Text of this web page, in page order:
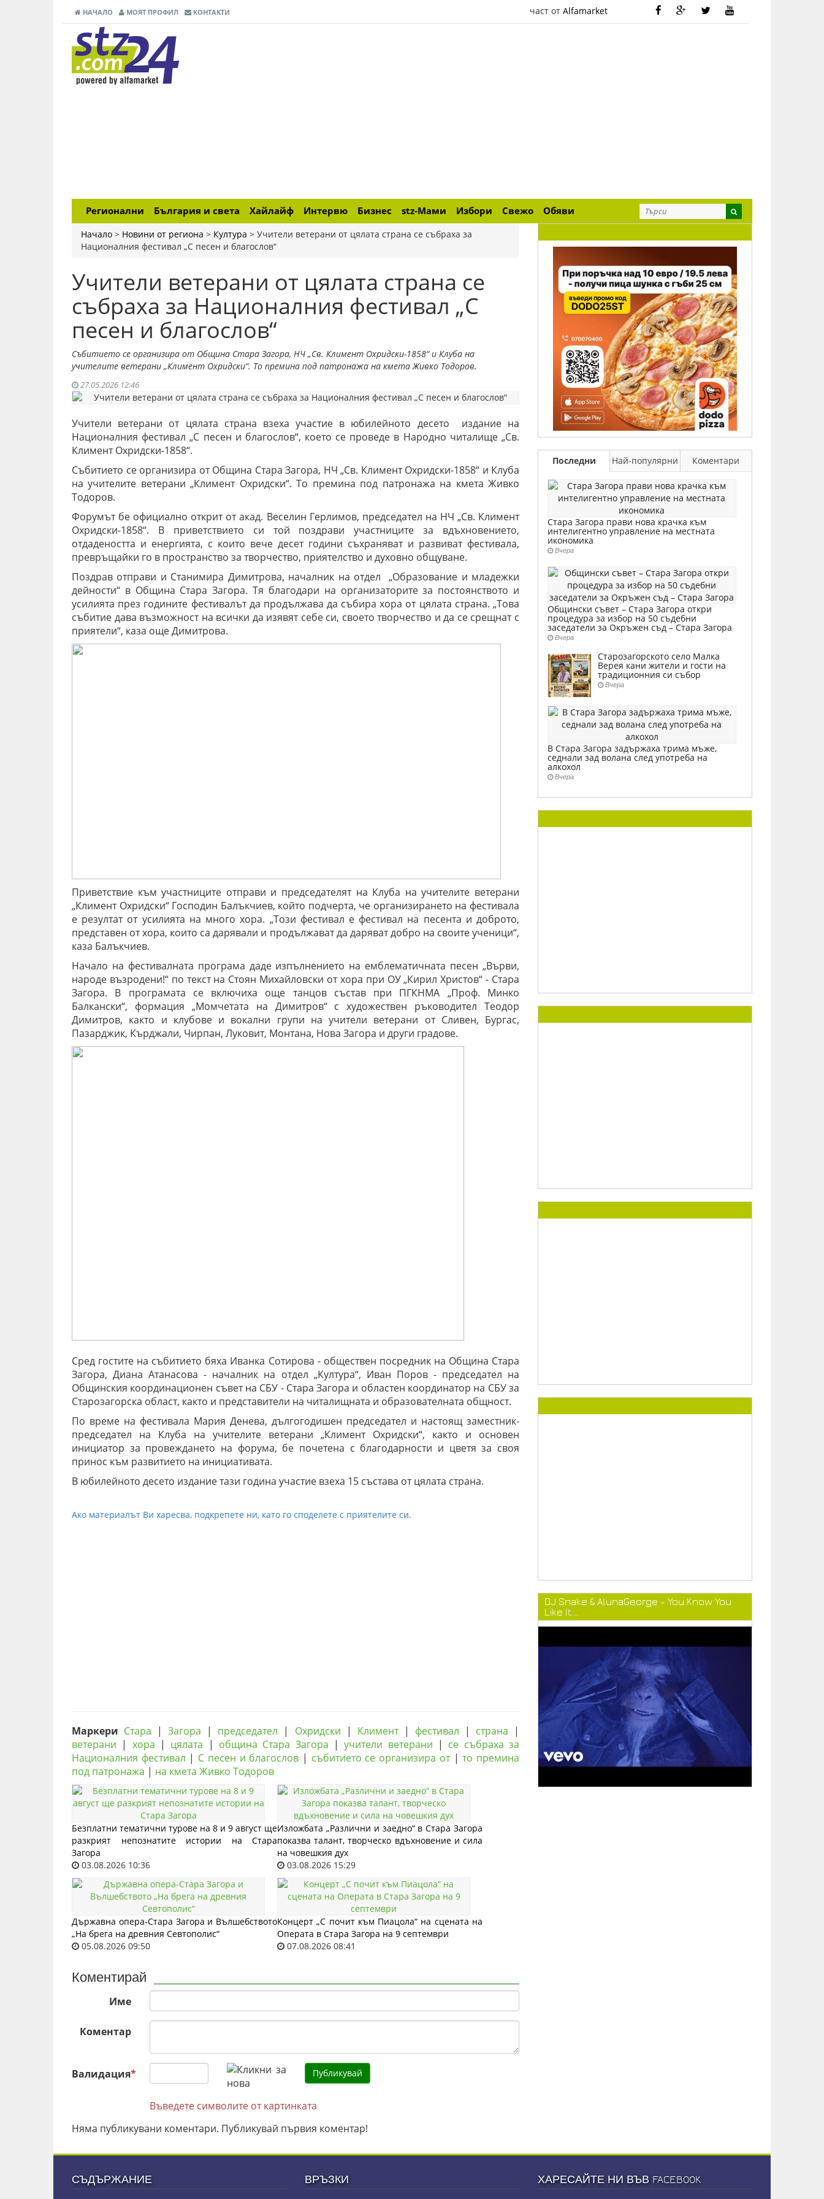
НАЧАЛО МОЯТ ПРОФИЛ КОНТАКТИ част от Alfamarket
Регионални България и света Хайлайф Интервю Бизнес stz-Мами Избори Свежо Обяви
Начало > Новини от региона > Култура > Учители ветерани от цялата страна се събраха за
Националния фестивал „С песен и благослов“
Учители ветерани от цялата страна се
събраха за Националния фестивал „С
песен и благослов“
Събитието се организира от Община Стара Загора, НЧ „Св. Климент Охридски-1858“ и Клуба на
учителите ветерани „Климент Охридски“. То премина под патронажа на кмета Живко Тодоров.
27.05.2026 12:46
Учители ветерани от цялата страна взеха участие в юбилейното десето издание на
Националния фестивал „С песен и благослов“, което се проведе в Народно читалище „Св.
Климент Охридски-1858“.
Събитието се организира от Община Стара Загора, НЧ „Св. Климент Охридски-1858“ и Клуба
на учителите ветерани „Климент Охридски“. То премина под патронажа на кмета Живко
Тодоров.
Форумът бе официално открит от акад. Веселин Герлимов, председател на НЧ „Св. Климент
Охридски-1858“. В приветствието си той поздрави участниците за вдъхновението,
отдадеността и енергията, с които вече десет години съхраняват и развиват фестивала,
превръщайки го в пространство за творчество, приятелство и духовно общуване.
Поздрав отправи и Станимира Димитрова, началник на отдел „Образование и младежки
дейности“ в Община Стара Загора. Тя благодари на организаторите за постоянството и
усилията през годините фестивалът да продължава да събира хора от цялата страна. „Това
събитие дава възможност на всички да изявят себе си, своето творчество и да се срещнат с
приятели“, каза още Димитрова.
Приветствие към участниците отправи и председателят на Клуба на учителите ветерани
„Климент Охридски“ Господин Балъкчиев, който подчерта, че организирането на фестивала
е резултат от усилията на много хора. „Този фестивал е фестивал на песента и доброто,
представен от хора, които са дарявали и продължават да даряват добро на своите ученици“,
каза Балъкчиев.
Начало на фестивалната програма даде изпълнението на емблематичната песен „Върви,
народе възродени!“ по текст на Стоян Михайловски от хора при ОУ „Кирил Христов“ - Стара
Загора. В програмата се включиха още танцов състав при ПГКНМА „Проф. Минко
Балкански“, формация „Момчетата на Димитров“ с художествен ръководител Теодор
Димитров, както и клубове и вокални групи на учители ветерани от Сливен, Бургас,
Пазарджик, Кърджали, Чирпан, Луковит, Монтана, Нова Загора и други градове.
Сред гостите на събитието бяха Иванка Сотирова - обществен посредник на Община Стара
Загора, Диана Атанасова - началник на отдел „Култура“, Иван Поров - председател на
Общинския координационен съвет на СБУ - Стара Загора и областен координатор на СБУ за
Старозагорска област, както и представители на читалищната и образователната общност.
По време на фестивала Мария Денева, дългогодишен председател и настоящ заместник-
председател на Клуба на учителите ветерани „Климент Охридски“, както и основен
инициатор за провеждането на форума, бе почетена с благодарности и цветя за своя
принос към развитието на инициативата.
В юбилейното десето издание тази година участие взеха 15 състава от цялата страна.
Ако материалът Ви харесва, подкрепете ни, като го споделете с приятелите си.
Маркери Стара |Загора | председател | Охридски | Климент| фестивал | страна |
ветерани | хора | цялата | община Стара Загора |учители ветерани | се събраха за
Националния фестивал | С песен и благослов | събитието се организира от|то премина
под патронажа | на кмета Живко Тодоров
Безплатни тематични турове на 8 и 9 август ще
разкрият непознатите истории на Стара
Загора
03.08.2026 10:36
Изложбата „Различни и заедно“ в Стара Загора
показва талант, творческо вдъхновение и сила
на човешкия дух
03.08.2026 15:29
Държавна опера-Стара Загора и Вълшебството
„На брега на древния Севтополис“
05.08.2026 09:50
Концерт „С почит към Пиацола“ на сцената на
Операта в Стара Загора на 9 септември
07.08.2026 08:41
Коментирай
Име
Коментар
Валидация*
Въведете символите от картинката
Няма публикувани коментари. Публикувай първия коментар!
Последни Най-популярни Коментари
Стара Загора прави нова крачка към
интелигентно управление на местната
икономика
Вчера
Общински съвет – Стара Загора откри
процедура за избор на 50 съдебни
заседатели за Окръжен съд – Стара Загора
Вчера
Старозагорското село Малка
Верея кани жители и гости на
традиционния си събор
Вчера
В Стара Загора задържаха трима мъже,
седнали зад волана след употреба на
алкохол
Вчера
DJ Snake & AlunaGeorge - You Know You
Like It...
СЪДЪРЖАНИЕ ВРЪЗКИ ХАРЕСАЙТЕ НИ ВЪВ FACEBOOK